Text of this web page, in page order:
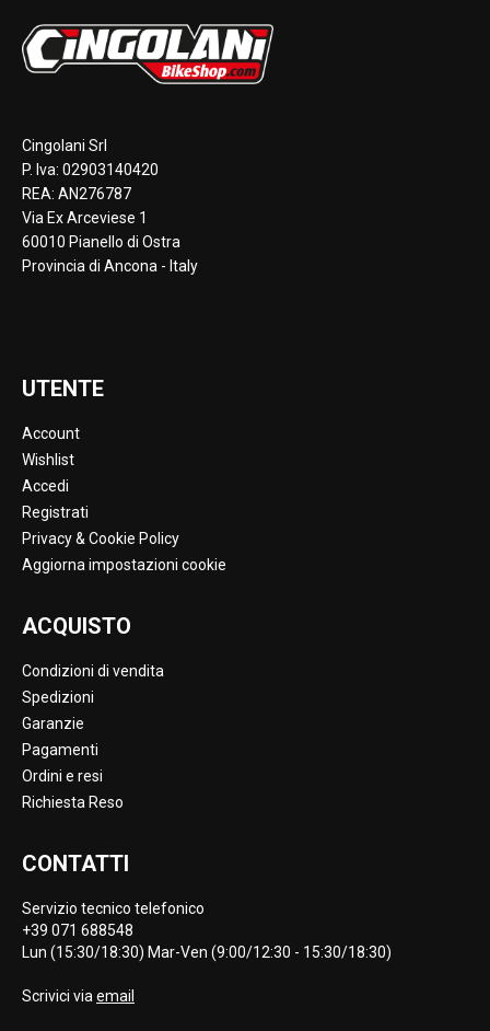
Cingolani Srl
P. Iva: 02903140420
REA: AN276787
Via Ex Arceviese 1
60010 Pianello di Ostra
Provincia di Ancona - Italy
UTENTE
Account
Wishlist
Accedi
Registrati
Privacy & Cookie Policy
Aggiorna impostazioni cookie
ACQUISTO
Condizioni di vendita
Spedizioni
Garanzie
Pagamenti
Ordini e resi
Richiesta Reso
CONTATTI
Servizio tecnico telefonico
+39 071 688548
Lun (15:30/18:30) Mar-Ven (9:00/12:30 - 15:30/18:30)
Scrivici via email